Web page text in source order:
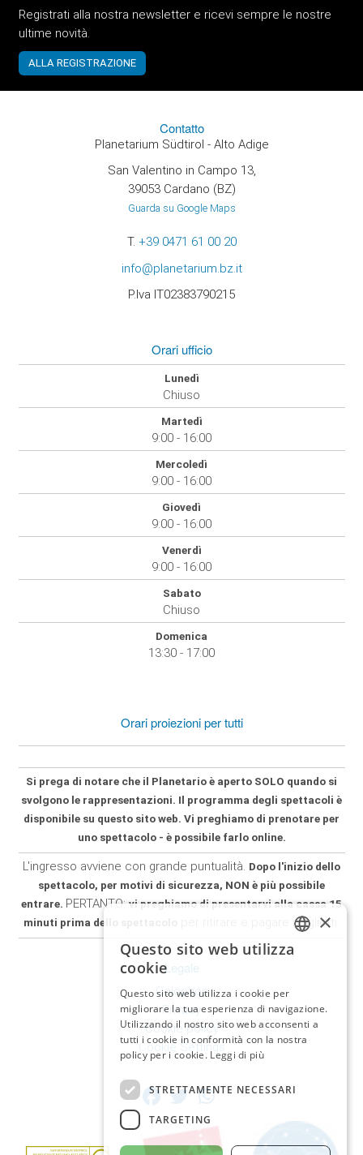
Registrati alla nostra newsletter e ricevi sempre le nostre
ultime novità.
Contatto
Planetarium Südtirol - Alto Adige
San Valentino in Campo 13,
39053 Cardano (BZ)
Guarda su Google Maps
T. +39 0471 61 00 20
info@planetarium.bz.it
P.Iva IT02383790215
Orari ufficio
Lunedì
Chiuso
Martedì
9:00 - 16:00
Mercoledì
9:00 - 16:00
Giovedì
9:00 - 16:00
Venerdì
9:00 - 16:00
Sabato
Chiuso
Domenica
13:30 - 17:00
Orari proiezioni per tutti
Si prega di notare che il Planetarioè aperto SOLO quando si
svolgono le rappresentazioni. Il programma degli spettacoli è
disponibile su questo sito web. Vi preghiamo di prenotare per
uno spettacolo - è possibile farlo online.
L'ingresso avviene con grande puntualità. Dopo l'inizio dello
spettacolo, per motivi di sicurezza, NON è più possibile
entrare. PERTANTO: vi preghiamo di presentarvi alla cassa 15
minuti prima dello spettacolo
per ritirare e pagare i biglietti.
Legale
Colophon
Privacy
Cookie policy
Cookie Settings
GERMAN
×
Questo sito web utilizza
cookie
Questo sito web utilizza i cookie per
migliorare la tua esperienza di navigazione.
Utilizzando il nostro sito web acconsenti a
tutti i cookie in conformità con la nostra
policy per i cookie. Leggi di più
STRETTAMENTE NECESSARI
TARGETING